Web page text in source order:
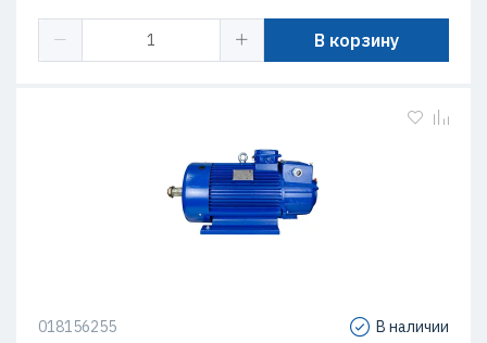
В корзину
018156255 В наличии